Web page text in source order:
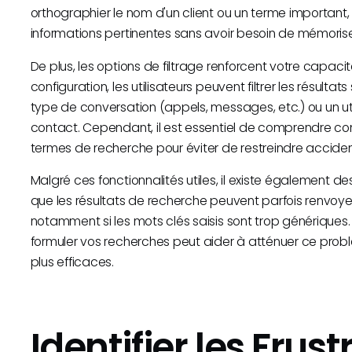
orthographier le nom d'un client ou un terme
informations pertinentes sans avoir besoin de
De plus, les options de filtrage renforcent votre
configuration, les utilisateurs peuvent filtrer les
type de conversation (appels, messages, etc.) ou un
contact. Cependant, il est essentiel de comprendre
termes de recherche pour éviter de restreindre
Malgré ces fonctionnalités utiles, il existe également
que les résultats de recherche peuvent parfois
notamment si les mots clés saisis sont trop
formuler vos recherches peut aider à atténuer ce
plus efficaces.